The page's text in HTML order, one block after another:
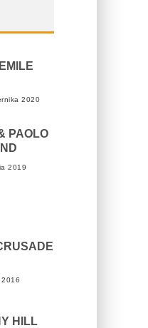
2020
PAOLO
2019
HILL